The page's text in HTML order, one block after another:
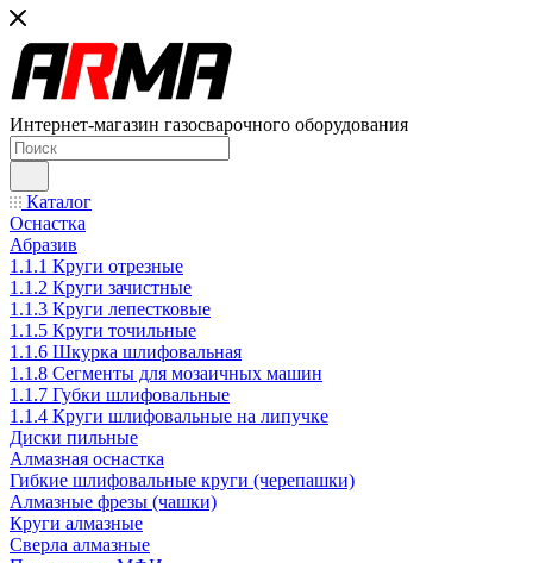
Интернет-магазин газосварочного оборудования
Каталог
Оснастка
Абразив
1.1.1 Круги отрезные
1.1.2 Круги зачистные
1.1.3 Круги лепестковые
1.1.5 Круги точильные
1.1.6 Шкурка шлифовальная
1.1.8 Сегменты для мозаичных машин
1.1.7 Губки шлифовальные
1.1.4 Круги шлифовальные на липучке
Диски пильные
Алмазная оснастка
Гибкие шлифовальные круги (черепашки)
Алмазные фрезы (чашки)
Круги алмазные
Сверла алмазные